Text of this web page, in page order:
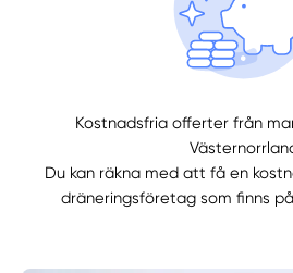
Kostnadsfria offerter från
Du kan räkna med att få en
dräneringsföretag som finns